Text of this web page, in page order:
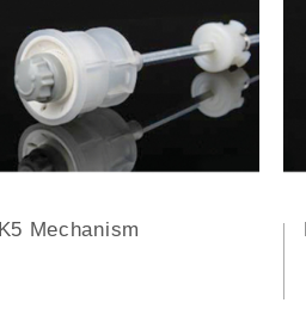
K5 Mechanism